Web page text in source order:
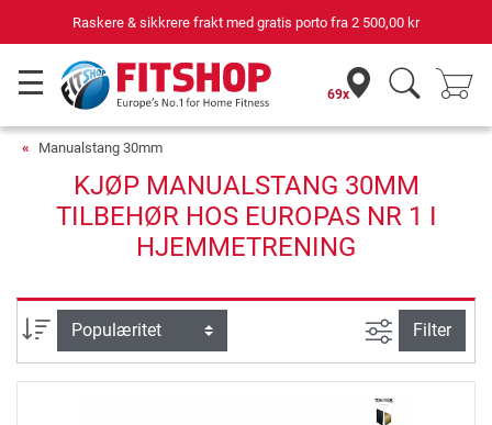
Raskere & sikkrere frakt med gratis porto fra 2 500,00 kr
69x
Manualstang 30mm
KJØP MANUALSTANG 30MM
TILBEHØR HOS EUROPAS NR 1 I
HJEMMETRENING
sortering Avansert søk
Filter